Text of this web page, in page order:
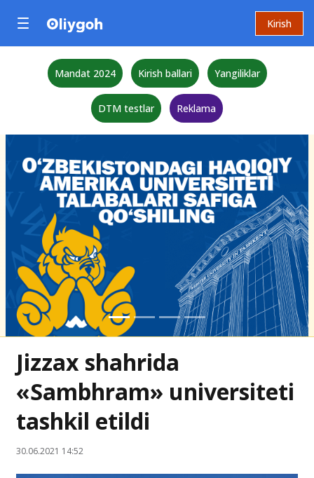
Kirish
Mandat 2024 Kirish ballari Yangiliklar
DTM testlar Reklama
Jizzax shahrida
«Sambhram» universiteti
tashkil etildi
30.06.2021 14:52